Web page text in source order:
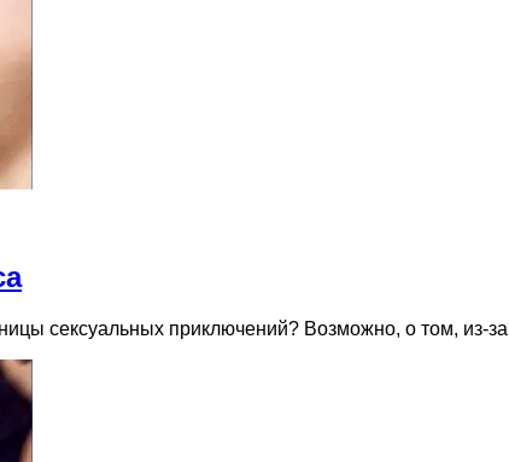
сексуальных приключений? Возможно, о том, из-